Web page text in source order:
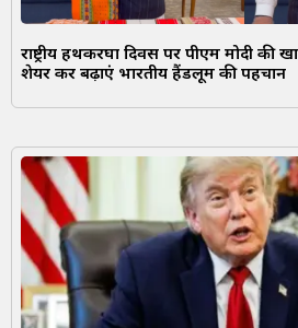
राष्ट्रीय हथकरघा दिवस पर पीएम मोदी की
शेयर कर बढ़ाएं भारतीय हैंडलूम की पहचान